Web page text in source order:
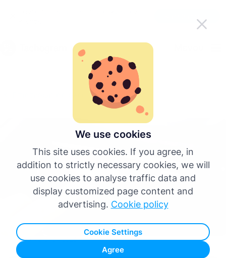
We use cookies
This site uses cookies. If you agree, in
addition to strictly necessary cookies, we will
use cookies to analyse traffic data and
display customized page content and
advertising. Cookie policy
Cookie Settings
Agree
Français
Italiano
Επιστροφή σε όλες τις αναρτήσεις
Δημοσιεύθηκε: 01.04.2026